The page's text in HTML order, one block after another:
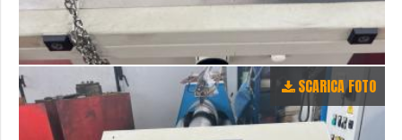
SCARICA FOTO